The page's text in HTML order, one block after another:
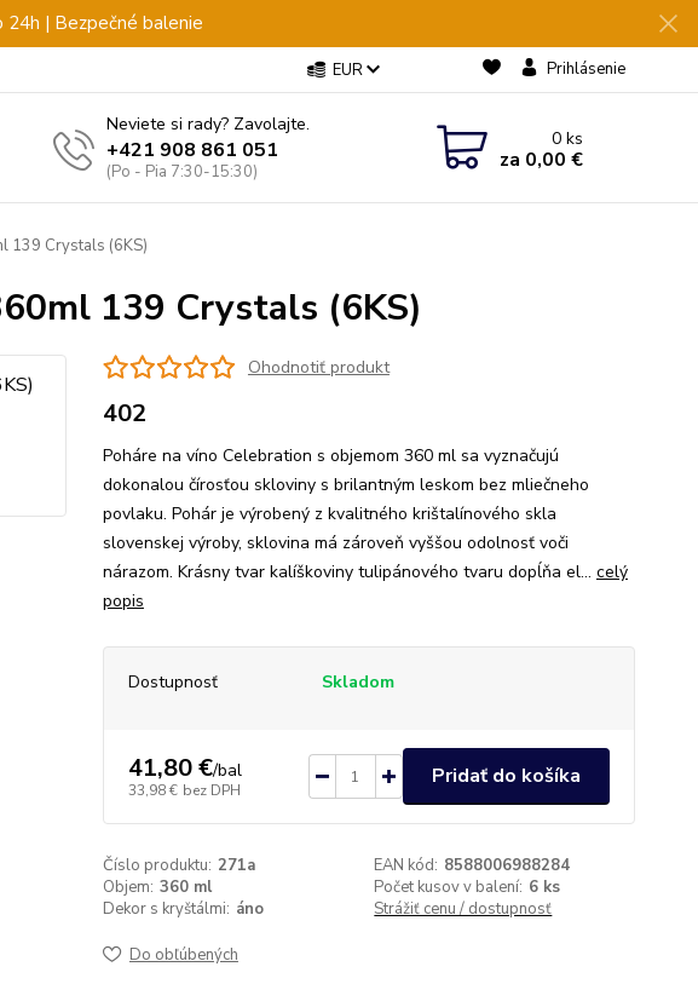
24h | Bezpečné balenie
EUR Prihlásenie
Neviete si rady? Zavolajte.
+421 908 861 051
(Po - Pia 7:30-15:30)
0ks
za 0,00 €
139 Crystals (6KS)
139 Crystals (6KS)
Ohodnotiť produkt
402
Poháre na víno Celebration s objemom 360 ml sa vyznačujú
dokonalou čírosťou skloviny s brilantným leskom bez mliečneho
povlaku. Pohár je výrobený z kvalitného krištalínového skla
slovenskej výroby, sklovina má zároveň vyššou odolnosť voči
nárazom. Krásny tvar kalíškoviny tulipánového tvaru dopĺňa el... celý
popis
Dostupnosť Skladom
41,80 €/bal
33,98 € bez DPH
Pridať do košíka
Číslo produktu: 271a EAN kód: 8588006988284
Objem: 360 ml Počet kusov v balení: 6 ks
Dekor s kryštálmi: áno Strážiť cenu / dostupnosť
Do obľúbených